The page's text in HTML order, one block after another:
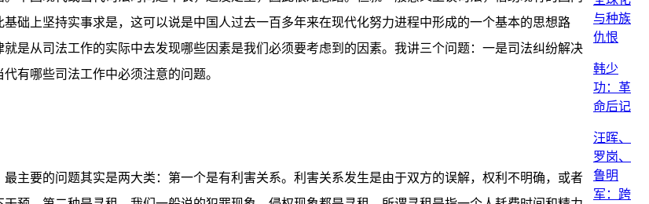
础上坚持实事求是，这可以说是中国人过去一百多年来在现代化努力进程中形成的一个基本的思想路
是从司法工作的实际中去发现哪些因素是我们必须要考虑到的因素。我讲三个问题：一是司法纠纷解决
有哪些司法工作中必须注意的问题。
要的问题其实是两大类：第一个是有利害关系。利害关系发生是由于双方的误解，权利不明确，或者
与种族
仇恨
韩少
功：革
命后记
汪晖、
罗岗、
鲁明
军：跨